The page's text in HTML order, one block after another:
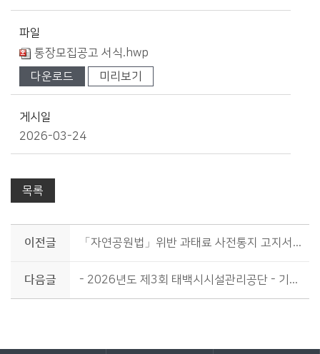
파일
통장모집공고 서식.hwp
다운로드
미리보기
게시일
2026-03-24
목록
이전글 「자연공원법」위반 과태료 사전통지 고지서 반송분 공시송달 공고
다음글 - 2026년도 제3회 태백시시설관리공단 - 기간제근로자 채용계획 공고